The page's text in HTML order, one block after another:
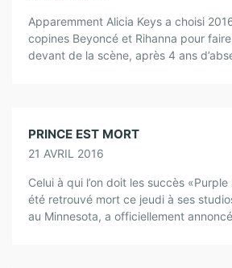
Apparemment Alicia Keys a choisi
copines Beyoncé et Rihanna pour
devant de la scène, après 4 ans
PRINCE EST MORT
21 AVRIL 2016
Celui à qui l’on doit les succès «Purple
été retrouvé mort ce jeudi à ses
au Minnesota, a officiellement